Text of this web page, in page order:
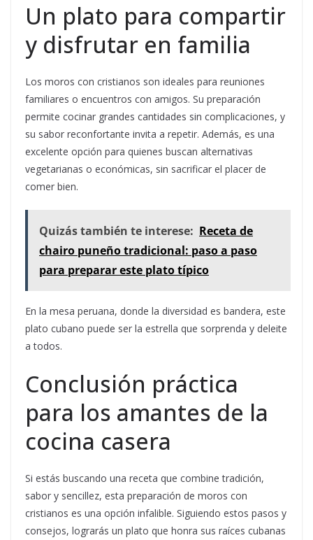
Un plato para compartir
y disfrutar en familia
Los moros con cristianos son ideales para reuniones
familiares o encuentros con amigos. Su preparación
permite cocinar grandes cantidades sin complicaciones, y
su sabor reconfortante invita a repetir. Además, es una
excelente opción para quienes buscan alternativas
vegetarianas o económicas, sin sacrificar el placer de
comer bien.
Quizás también te interese: Receta de
chairo puneño tradicional: paso a paso
para preparar este plato típico
En la mesa peruana, donde la diversidad es bandera, este
plato cubano puede ser la estrella que sorprenda y deleite
a todos.
Conclusión práctica
para los amantes de la
cocina casera
Si estás buscando una receta que combine tradición,
sabor y sencillez, esta preparación de moros con
cristianos es una opción infalible. Siguiendo estos pasos y
consejos, lograrás un plato que honra sus raíces cubanas